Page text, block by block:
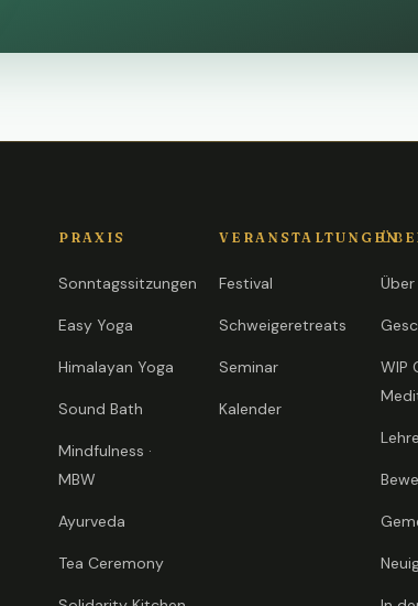
PRAXIS
Sonntagssitzungen
Easy Yoga
Himalayan Yoga
Sound Bath
Mindfulness ·
MBW
Ayurveda
Tea Ceremony
VERANSTALTUNGEN
Festival
Schweigeretreats
Seminar
Kalender
Über
WIP